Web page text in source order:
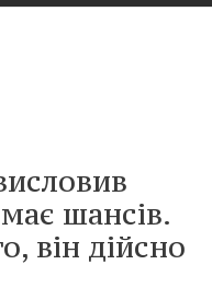
шансів.
він дійсно